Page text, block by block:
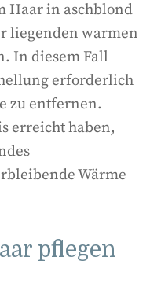
Haar in aschblond
liegenden warmen
In diesem Fall
erforderlich
zu entfernen.
erreicht haben,
Wärme
pflegen